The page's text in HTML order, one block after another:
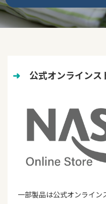
➜ 公式オンラインス
一部製品は公式オンライン